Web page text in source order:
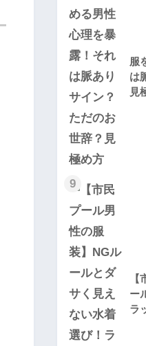
服
は
見
9
ー
ラ